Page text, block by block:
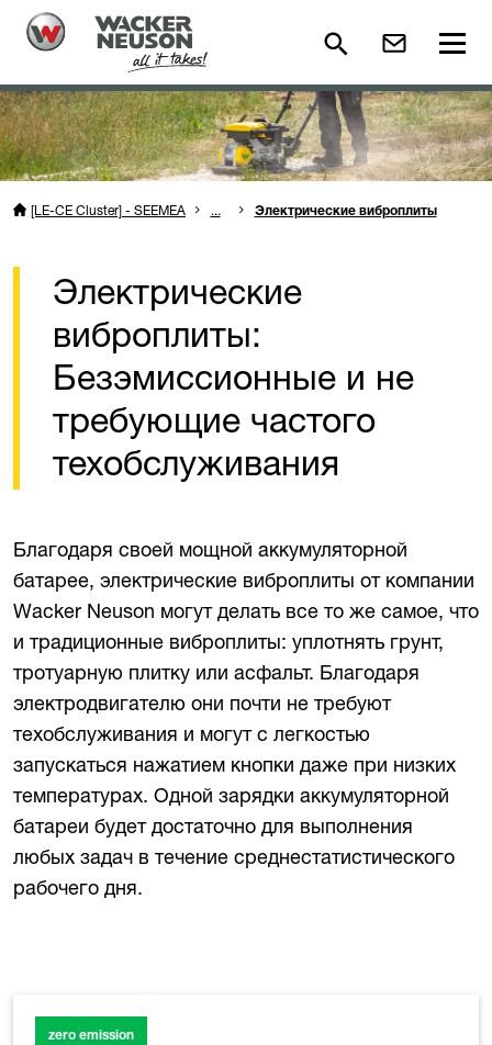
[LE-CE Cluster] - SEEMEA ... Электрические виброплиты
Электрические
виброплиты:
Безэмиссионные и не
требующие частого
техобслуживания
Благодаря своей мощной аккумуляторной
батарее, электрические виброплиты от компании
Wacker Neuson могут делать все то же самое, что
и традиционные виброплиты: уплотнять грунт,
тротуарную плитку или асфальт. Благодаря
электродвигателю они почти не требуют
техобслуживания и могут с легкостью
запускаться нажатием кнопки даже при низких
температурах. Одной зарядки аккумуляторной
батареи будет достаточно для выполнения
любых задач в течение среднестатистического
рабочего дня.
zero emission